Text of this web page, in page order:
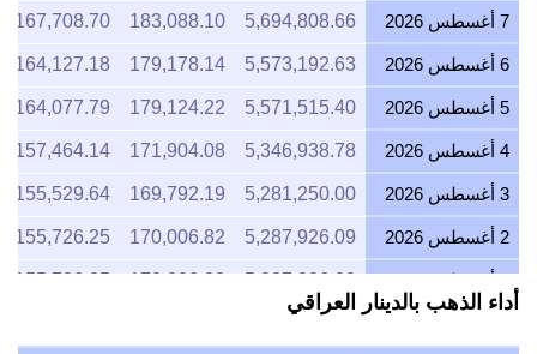
7 أغسطس 2026 5,694,808.66
183,088.10
167,708.70
6 أغسطس 2026 5,573,192.63
179,178.14
164,127.18
5 أغسطس 2026 5,571,515.40
179,124.22
164,077.79
4 أغسطس 2026 5,346,938.78
171,904.08
157,464.14
3 أغسطس 2026 5,281,250.00
169,792.19
155,529.64
2 أغسطس 2026 5,287,926.09
170,006.82
155,726.25
1 أغسطس 2026 5,287,926.09
170,006.82
155,726.25
أداء الذهب بالدينار العراقي